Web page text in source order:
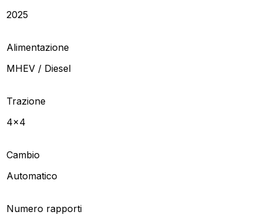
2025
Alimentazione
MHEV / Diesel
Trazione
4x4
Cambio
Automatico
Numero rapporti